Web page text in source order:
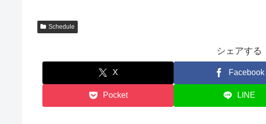
Schedule
シェアする
X Facebook
Pocket LINE